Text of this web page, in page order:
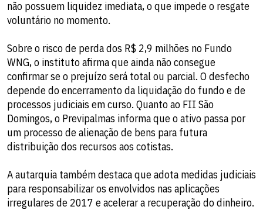
não possuem liquidez imediata, o que impede o resgate
voluntário no momento.
Sobre o risco de perda dos R$ 2,9 milhões no Fundo
WNG, o instituto afirma que ainda não consegue
confirmar se o prejuízo será total ou parcial. O desfecho
depende do encerramento da liquidação do fundo e de
processos judiciais em curso. Quanto ao FII São
Domingos, o Previpalmas informa que o ativo passa por
um processo de alienação de bens para futura
distribuição dos recursos aos cotistas.
A autarquia também destaca que adota medidas judiciais
para responsabilizar os envolvidos nas aplicações
irregulares de 2017 e acelerar a recuperação do dinheiro.